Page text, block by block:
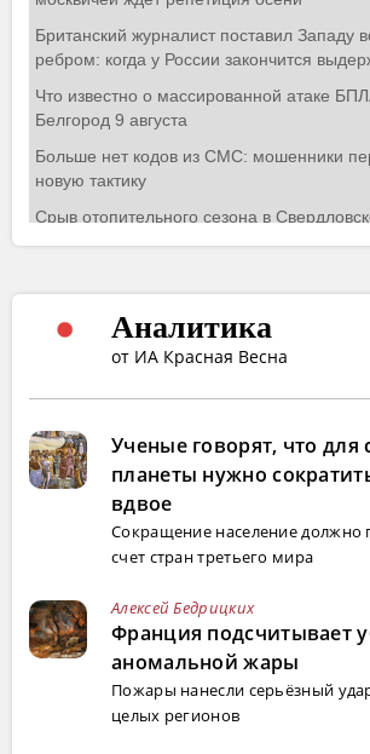
Аналитика
от ИА Красная Весна
Ученые говорят, что для
планеты нужно
вдвое
Сокращение население должно
счет стран третьего мира
Алексей Бедрицких
Франция подсчитывает
аномальной жары
Пожары нанесли серьёзный
целых регионов